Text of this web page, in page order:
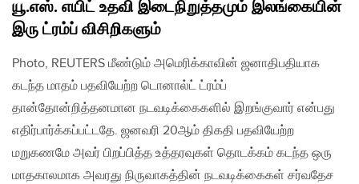
யூ.எஸ். எயிட் உதவி இடைநிறுத்தமும் இலங்கையின்
இரு ட்ரம்ப் விசிறிகளும்
Photo, REUTERS மீண்டும் அமெரிக்காவின் ஜனாதிபதியாக
கடந்த மாதம் பதவியேற்ற டொனால்ட் ட்ரம்ப்
தான்தோன்றித்தனமான நடவடிக்கைகளில் இறங்குவார் என்பது
எதிர்பார்க்கப்பட்டதே. ஜனவரி 20ஆம் திகதி பதவியேற்ற
மறுகணமே அவர் பிறப்பித்த உத்தரவுகள் தொடக்கம் கடந்த ஒரு
மாதகாலமாக அவரது நிருவாகத்தின் நடவடிக்கைகள் சர்வதேச